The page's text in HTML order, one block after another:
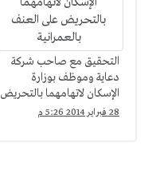
التحقيق مع صاحب شركة
دعاية وموظف بوزارة
الإسكان لاتهامهما بالتحريض
على العنف بالعمرانية
28 فبراير 2014 5:26 م